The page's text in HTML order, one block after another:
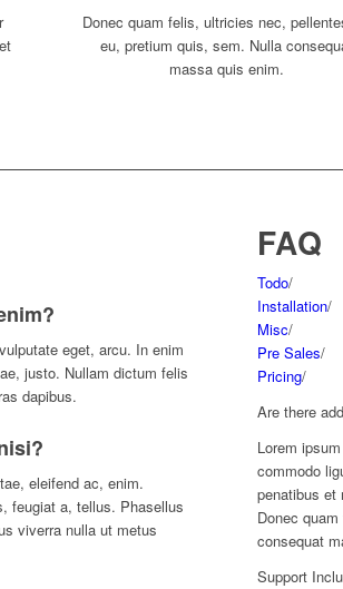
Donec quam felis, ultricies nec,
eu, pretium quis, sem. Nulla
massa quis enim.
eget, arcu. In enim
justo. Nullam dictum felis
dapibus.
eleifend ac, enim.
feugiat a, tellus. Phasellus
viverra nulla ut metus
FAQ
Todo/
Installation/
Misc/
Pre Sales/
Pricing/
Are there
Lorem
commodo
penatibus
Donec
consequat
Support